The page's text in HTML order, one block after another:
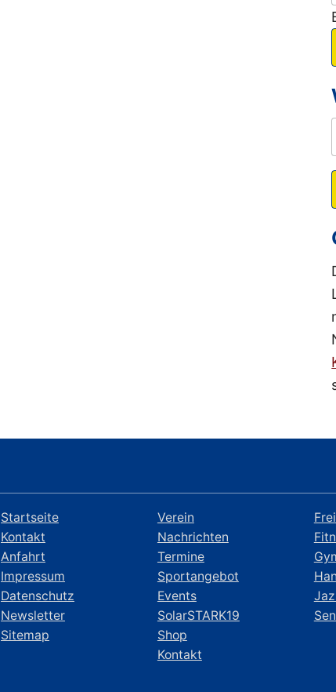
Startseite
Kontakt
Anfahrt
Impressum
Datenschutz
Newsletter
Sitemap
Verein
Nachrichten
Termine
Sportangebot
Events
SolarSTARK19
Shop
Kontakt